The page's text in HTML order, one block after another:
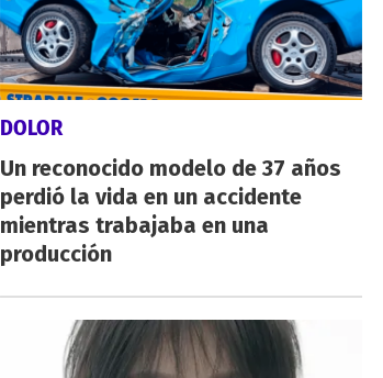
DOLOR
Un reconocido modelo de 37 años
perdió la vida en un accidente
mientras trabajaba en una
producción